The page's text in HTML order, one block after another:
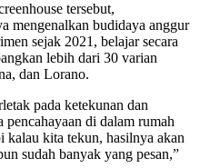
tersebut,
mengenalkan budidaya anggur
sejak 2021, belajar secara
lebih dari 30 varian
dan Lorano.
pada ketekunan dan
di dalam rumah
kita tekun, hasilnya akan
sudah banyak yang pesan,”